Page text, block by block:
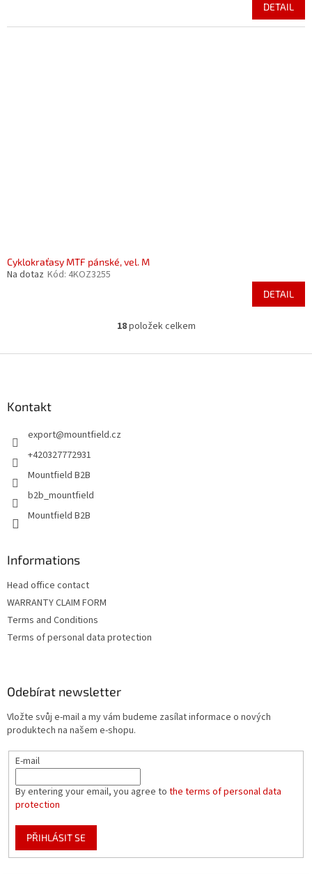
DETAIL
Cyklokraťasy MTF pánské, vel. M
Na dotaz Kód: 4KOZ3255
DETAIL
O
l
18položek celkem
Kontakt
export@mountfield.cz
+420327772931
Mountfield B2B
b2b_mountfield
Mountfield B2B
Informations
Head office contact
WARRANTY CLAIM FORM
Terms and Conditions
Terms of personal data protection
Odebírat newsletter
Vložte svůj e-mail a my vám budeme zasílat informace o nových
produktech na našem e-shopu.
E-mail
By entering your email, you agree to the terms of personal data
protection
PŘIHLÁSIT SE